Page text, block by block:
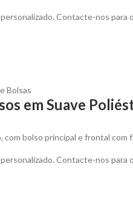
Contacte-nos
Bolsas
em Suave
bolso principal e frontal com
Contacte-nos